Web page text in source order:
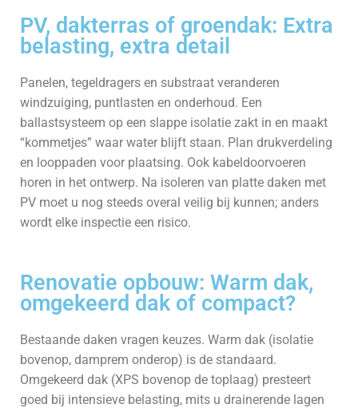
PV, dakterras of groendak: Extra
belasting, extra detail
Panelen, tegeldragers en substraat veranderen
windzuiging, puntlasten en onderhoud. Een
ballastsysteem op een slappe isolatie zakt in en maakt
“kommetjes” waar water blijft staan. Plan drukverdeling
en looppaden voor plaatsing. Ook kabeldoorvoeren
horen in het ontwerp. Na isoleren van platte daken met
PV moet u nog steeds overal veilig bij kunnen; anders
wordt elke inspectie een risico.
Renovatie opbouw: Warm dak,
omgekeerd dak of compact?
Bestaande daken vragen keuzes. Warm dak (isolatie
bovenop, damprem onderop) is de standaard.
Omgekeerd dak (XPS bovenop de toplaag) presteert
goed bij intensieve belasting, mits u drainerende lagen